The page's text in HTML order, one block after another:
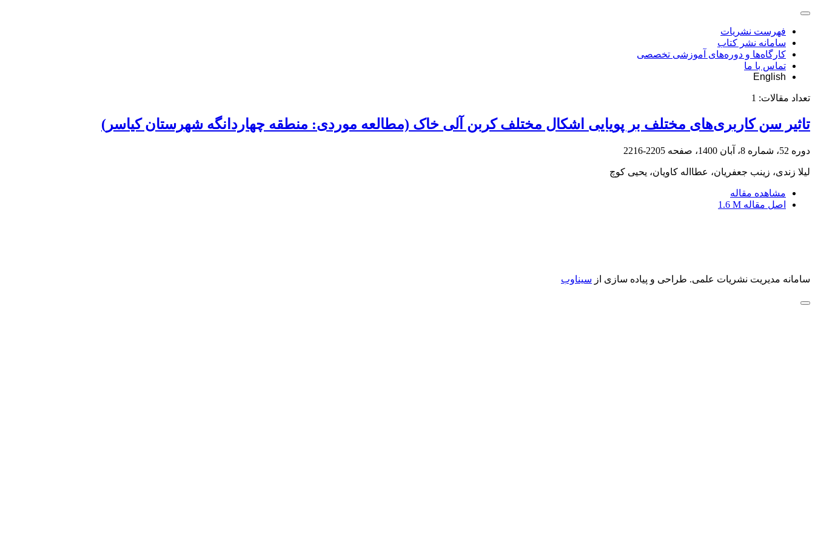
فهرست نشریات
سامانه نشر کتاب
کارگاه‌ها و دوره‌های آموزشی تخصصی
تماس با ما
English
تعداد مقالات: 1
تاثیر سن کاربری‌های مختلف بر پویایی اشکال مختلف کربن آلی خاک (مطالعه موردی: منطقه چهاردانگه شهرستان کیاسر)
دوره 52، شماره 8، آبان 1400، صفحه 2205-2216
لیلا زندی، زینب جعفریان، عطااله کاویان، یحیی کوچ
مشاهده مقاله
اصل مقاله 1.6 M
سامانه مدیریت نشریات علمی. طراحی و پیاده سازی از سیناوب